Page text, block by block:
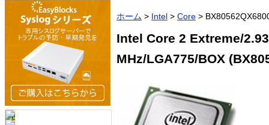
ホーム > Intel > Core >
Intel Core 2 Extreme/
MHz/LGA775/BOX